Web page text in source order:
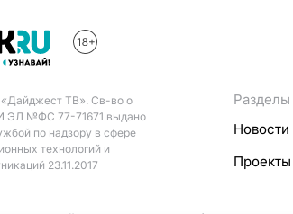
ТВ». Св-во о
ЭЛ №ФС 77-71671 выдано
по надзору в сфере
технологий и
23.11.2017
Разделы
Новости
Проекты